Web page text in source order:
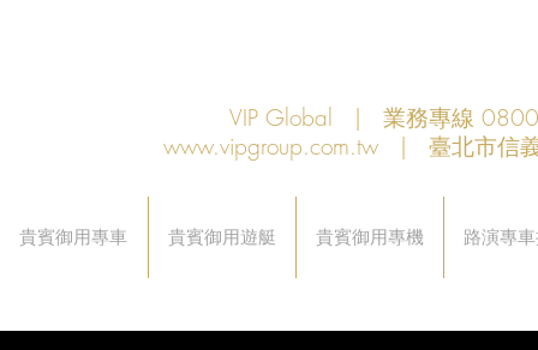
VIP Global | 業務專線
www.vipgroup.com.tw | 臺北市信
貴賓御用專車 貴賓御用遊艇 貴賓御用專機 路演專